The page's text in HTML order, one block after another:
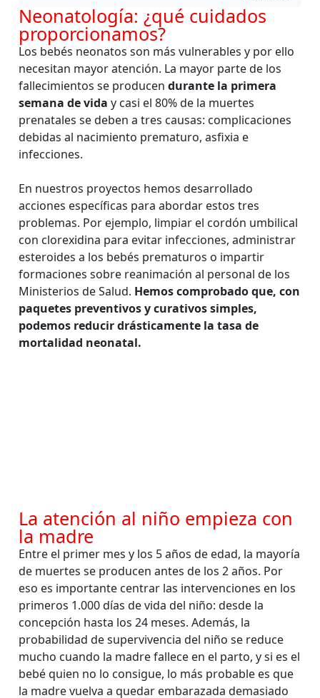
Neonatología: ¿qué cuidados
proporcionamos?
Los bebés neonatos son más vulnerables y por ello
necesitan mayor atención. La mayor parte de los
fallecimientos se producen durante la primera
semana de vida y casi el 80% de la muertes
prenatales se deben a tres causas: complicaciones
debidas al nacimiento prematuro, asfixia e
infecciones.
En nuestros proyectos hemos desarrollado
acciones específicas para abordar estos tres
problemas. Por ejemplo, limpiar el cordón umbilical
con clorexidina para evitar infecciones, administrar
esteroides a los bebés prematuros o impartir
formaciones sobre reanimación al personal de los
Ministerios de Salud. Hemos comprobado que, con
paquetes preventivos y curativos simples,
podemos reducir drásticamente la tasa de
mortalidad neonatal.
La atención al niño empieza con
la madre
Entre el primer mes y los 5 años de edad, la mayoría
de muertes se producen antes de los 2 años. Por
eso es importante centrar las intervenciones en los
primeros 1.000 días de vida del niño: desde la
concepción hasta los 24 meses. Además, la
probabilidad de supervivencia del niño se reduce
mucho cuando la madre fallece en el parto, y si es el
bebé quien no lo consigue, lo más probable es que
la madre vuelva a quedar embarazada demasiado